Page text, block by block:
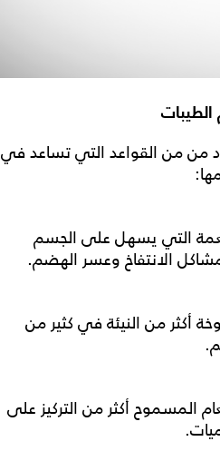
من من القواعد التي تساعد في
التي يسهل على الجسم
الانتفاخ وعسر الهضم.
أكثر من النيئة في كثير من
المسموح أكثر من التركيز على